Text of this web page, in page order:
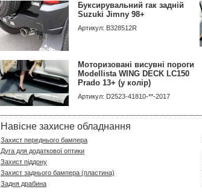
Буксирувальний гак задній
Suzuki Jimny 98+
Артикул: B328512R
Моторизовані висувні пороги
Modellista WING DECK LC150
Prado 13+ (у колір)
Артикул: D2523-41810-**-2017
Навісне захисне обладнання
Захист переднього бампера
Дуга для додаткової оптики
Захист піддону
Захист заднього бампера (пластина)
Задня драбина